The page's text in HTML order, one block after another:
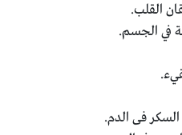
القلب.
في الجسم.
فى الدم.